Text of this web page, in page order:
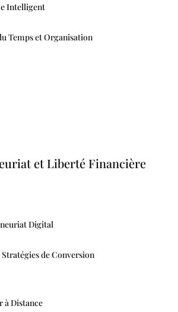
Intelligent
Temps et Organisation
et Liberté Financière
Digital
Stratégies de Conversion
à Distance